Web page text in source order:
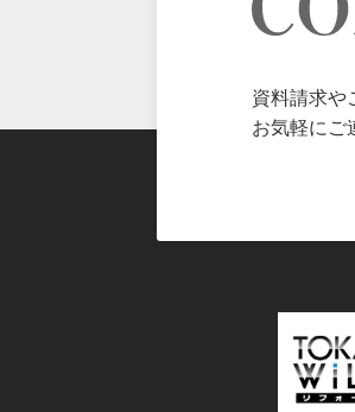
資料請求や
お気軽にご